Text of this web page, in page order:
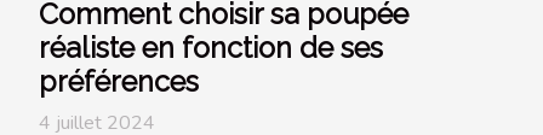
Comment choisir sa poupée
réaliste en fonction de ses
préférences
4 juillet 2024